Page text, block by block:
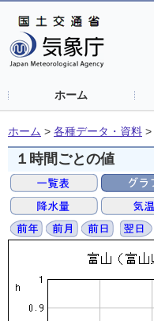
ホーム
ホーム > 各種データ・資料 >
１時間ごとの値